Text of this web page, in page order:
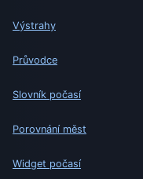
Výstrahy
Průvodce
Slovník počasí
Porovnání měst
Widget počasí